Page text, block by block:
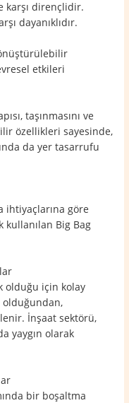
karşı dirençlidir.
dayanıklıdır.
etkileri
taşınmasını ve
özellikleri sayesinde,
da yer tasarrufu
ihtiyaçlarına göre
kullanılan Big Bag
olduğu için kolay
olduğundan,
İnşaat sektörü,
yaygın olarak
bir boşaltma